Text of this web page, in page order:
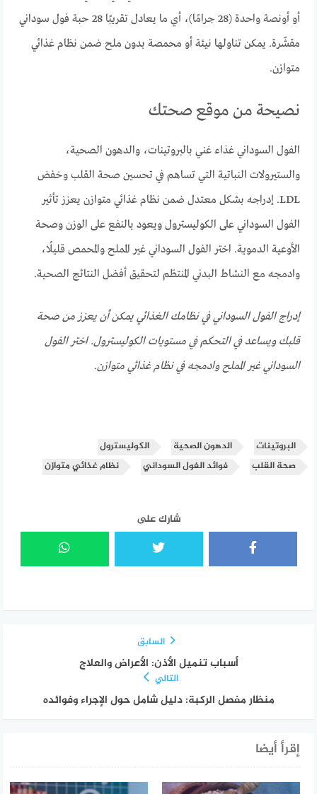
أو أونصة واحدة (28 جرامًا)، أي ما يعادل تقريبًا 28 حبة فول سوداني
مقشّرة. يمكن تناولها نيئة أو محمصة بدون ملح ضمن نظام غذائي
متوازن.
نصيحة من موقع صحتك
الفول السوداني غذاء غني بالبروتينات، والدهون الصحية،
والستيرولات النباتية التي تساهم في تحسين صحة القلب وخفض
LDL. إدراجه بشكل معتدل ضمن نظام غذائي متوازن يعزز تأثير
الفول السوداني على الكوليسترول ويعود بالنفع على الوزن وصحة
الأوعية الدموية. اختر الفول السوداني غير المملح والمحمص قليلًا،
وادمجه مع النشاط البدني المنتظم لتحقيق أفضل النتائج الصحية.
إدراج الفول السوداني في نظامك الغذائي يمكن أن يعزز من صحة
قلبك ويساعد في التحكم في مستويات الكوليسترول. اختر الفول
السوداني غير المملح وادمجه في نظام غذائي متوازن.
البروتينات الدهون الصحية
الكوليسترول
صحة القلب
فوائد الفول السوداني نظام غذائي متوازن
شارك على
السابق
أسباب تنميل الأذن: الأعراض والعلاج
التالي
منظار مفصل الركبة: دليل شامل حول الإجراء وفوائده
إقرأ أيضا